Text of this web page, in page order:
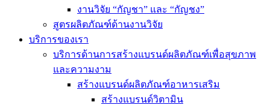
งานวิจัย “กัญชา” และ “กัญชง”
สูตรผลิตภัณฑ์ด้านงานวิจัย
บริการของเรา
บริการด้านการสร้างแบรนด์ผลิตภัณฑ์เพื่อสุขภาพ
และความงาม
สร้างแบรนด์ผลิตภัณฑ์อาหารเสริม
สร้างแบรนด์วิตามิน